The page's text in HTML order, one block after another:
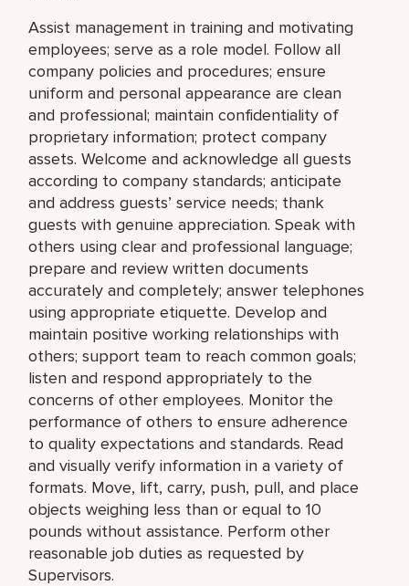
Assist management in training and motivating
employees; serve as a role model. Follow all
company policies and procedures; ensure
uniform and personal appearance are clean
and professional; maintain confidentiality of
proprietary information; protect company
assets. Welcome and acknowledge all guests
according to company standards; anticipate
and address guests’ service needs; thank
guests with genuine appreciation. Speak with
others using clear and professional language;
prepare and review written documents
accurately and completely; answer telephones
using appropriate etiquette. Develop and
maintain positive working relationships with
others; support team to reach common goals;
listen and respond appropriately to the
concerns of other employees. Monitor the
performance of others to ensure adherence
to quality expectations and standards. Read
and visually verify information in a variety of
formats. Move, lift, carry, push, pull, and place
objects weighing less than or equal to 10
pounds without assistance. Perform other
reasonable job duties as requested by
Supervisors.